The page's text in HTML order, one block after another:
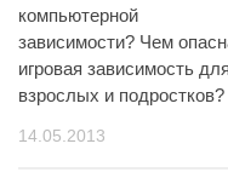
компьютерной
зависимости? Чем
игровая зависимость для
взрослых и подростков?
14.05.2013